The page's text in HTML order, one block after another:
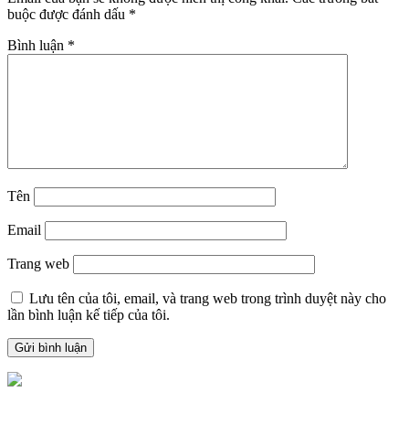
buộc được đánh dấu *
Bình luận *
Tên
Email
Trang web
Lưu tên của tôi, email, và trang web trong trình duyệt này cho
lần bình luận kế tiếp của tôi.